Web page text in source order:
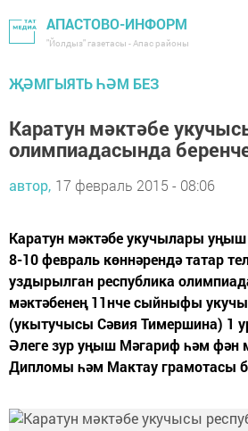
АПАСТОВО-ИНФОРМ
"Йолдыз" газетасы - Апас районы
ҖӘМГЫЯТЬ ҺӘМ БЕЗ
Каратун мәктәбе
олимпиадасында
автор, 17 февраль 2015 - 08:06
Каратун мәктәбе укучылары
8-10 февраль көннәрендә татар
уздырылган республика
мәктәбенең 11нче сыйныфы
(укытучысы Сәвия Тимершина) 1
Әлеге зур уңыш Мәгариф һәм фән
Дипломы һәм Мактау грамотасы